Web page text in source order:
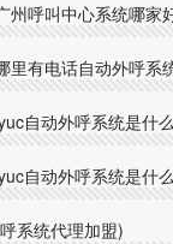
州呼叫中心系统哪家
里有电话自动外呼系
自动外呼系统是什
自动外呼系统是什
系统代理加盟)